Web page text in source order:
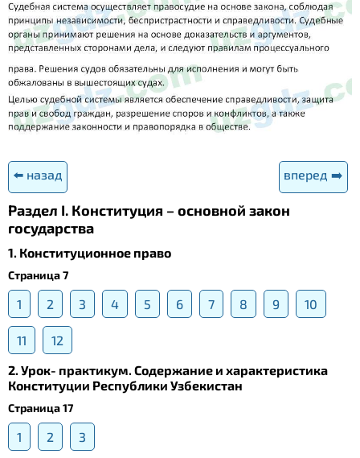
⬅️ назад вперед ➡️
Раздел I. Конституция – основной закон
государства
1. Конституционное право
Страница 7
1 2 3 4 5 6 7 8 9 10
11
12
2. Урок- практикум. Содержание и характеристика
Конституции Республики Узбекистан
Страница 17
1 2
3